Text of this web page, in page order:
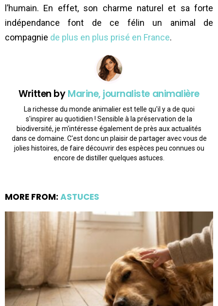
l’humain. En effet, son charme naturel et sa forte
indépendance font de ce félin un animal de
compagnie de plus en plus prisé en France.
Written byMarine, journaliste animalière
La richesse du monde animalier est telle qu'il y a de quoi
s'inspirer au quotidien ! Sensible à la préservation de la
biodiversité, je m'intéresse également de près aux actualités
dans ce domaine. C'est donc un plaisir de partager avec vous de
jolies histoires, de faire découvrir des espèces peu connues ou
encore de distiller quelques astuces.
MORE FROM: ASTUCES